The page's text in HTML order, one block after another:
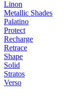
Linon
Metallic Shades
Palatino
Protect
Recharge
Retrace
Shape
Solid
Stratos
Verso